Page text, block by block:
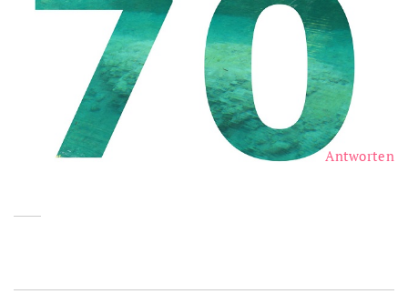
Antworten